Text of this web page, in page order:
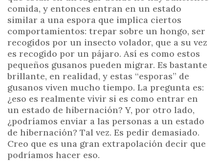
comida, y entonces entran en un estado
similar a una espora que implica ciertos
comportamientos: trepar sobre un hongo, ser
recogidos por un insecto volador, que a su vez
es recogido por un pájaro. Así es como estos
pequeños gusanos pueden migrar. Es bastante
brillante, en realidad, y estas “esporas” de
gusanos viven mucho tiempo. La pregunta es:
¿eso es realmente vivir si es como entrar en
un estado de hibernación? Y, por otro lado,
¿podríamos enviar a las personas a un estado
de hibernación? Tal vez. Es pedir demasiado.
Creo que es una gran extrapolación decir que
podríamos hacer eso.